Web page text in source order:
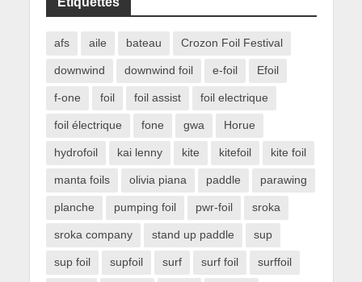
afs aile bateau Crozon Foil Festival
downwind downwind foil e-foil Efoil
f-one foil foil assist foil electrique
foil électrique fone gwa Horue
hydrofoil kai lenny kite kitefoil kite foil
manta foils olivia piana paddle parawing
planche pumping foil pwr-foil sroka
sroka company stand up paddle sup
sup foil supfoil surf surf foil surffoil